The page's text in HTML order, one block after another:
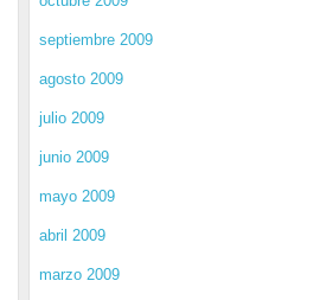
septiembre 2009
agosto 2009
julio 2009
junio 2009
mayo 2009
abril 2009
marzo 2009